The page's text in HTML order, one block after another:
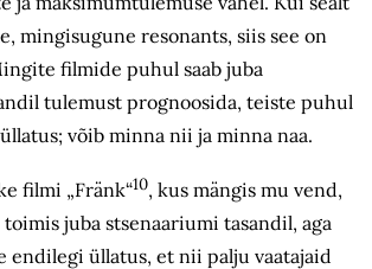
mingisugune resonants, siis see on
filmide puhul saab juba
tulemust prognoosida, teiste puhul
võib minna nii ja minna naa.
filmi „Fränk“10, kus mängis mu vend,
toimis juba stsenaariumi tasandil, aga
endilegi üllatus, et nii palju vaatajaid